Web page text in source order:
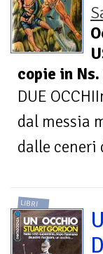
copie in
DUE
dal messia
dalle ceneri
LIBRI